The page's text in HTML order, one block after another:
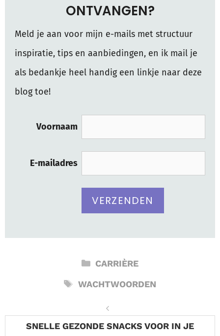
ONTVANGEN?
Meld je aan voor mijn e-mails met structuur
inspiratie, tips en aanbiedingen, en ik mail je
als bedankje heel handig een linkje naar deze
blog toe!
Voornaam
E-mailadres
CATEGORIEËN
CARRIÈRE
TAGS
WACHTWOORDEN
SNELLE GEZONDE SNACKS VOOR IN JE